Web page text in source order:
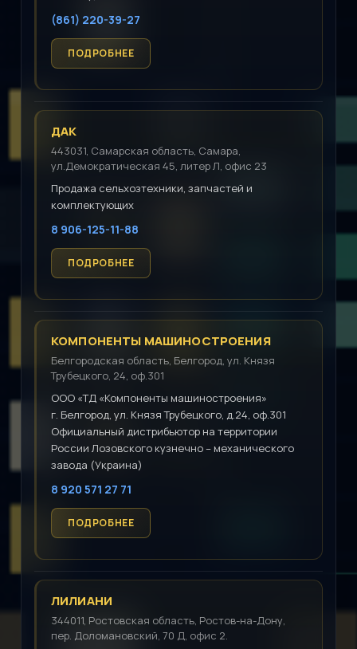
(861) 220-39-27
ДАК
443031, Самарская область, Самара,
ул.Демократическая 45, литер Л, офис 23
Продажа сельхозтехники, запчастей и
комплектующих
8 906-125-11-88
КОМПОНЕНТЫ МАШИНОСТРОЕНИЯ
Белгородская область, Белгород, ул. Князя
Трубецкого, 24, оф.301
ООО «ТД «Компоненты машиностроения»
г. Белгород, ул. Князя Трубецкого, д.24, оф.301
Официальный дистрибьютор на территории
России Лозовского кузнечно – механического
завода (Украина)
8 920 571 27 71
ЛИЛИАНИ
344011, Ростовская область, Ростов-на-Дону,
пер. Доломановский, 70 Д, офис 2.